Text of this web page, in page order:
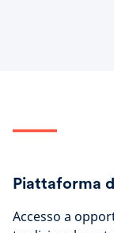
Piattaforma
Accesso a